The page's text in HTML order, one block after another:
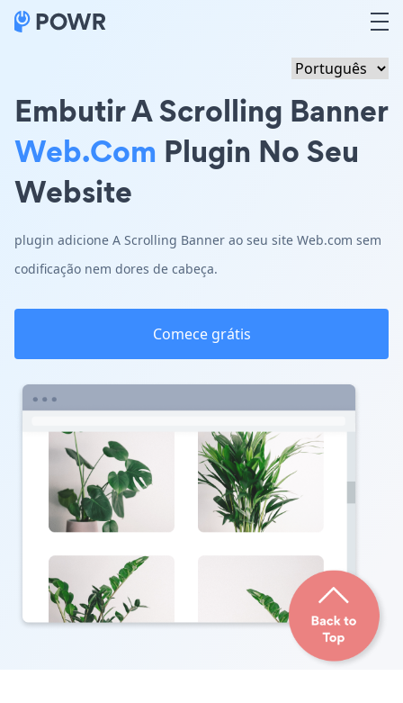
Embutir A Scrolling Banner
Web.com Plugin No Seu
Website
plugin adicione A Scrolling Banner ao seu site Web.com sem
codificação nem dores de cabeça.
Comece grátis